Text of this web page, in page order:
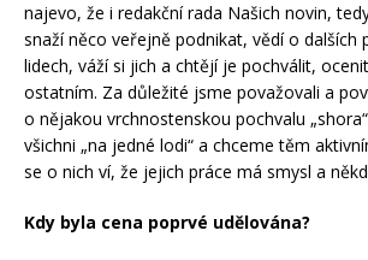
najevo, že i redakční rada Našich novin,
snaží něco veřejně podnikat, vědí o dalších
lidech, váží si jich a chtějí je pochválit,
ostatním. Za důležité jsme považovali a
o nějakou vrchnostenskou pochvalu
všichni „na jedné lodi“ a chceme těm
se o nich ví, že jejich práce má smysl a
Kdy byla cena poprvé udělována?